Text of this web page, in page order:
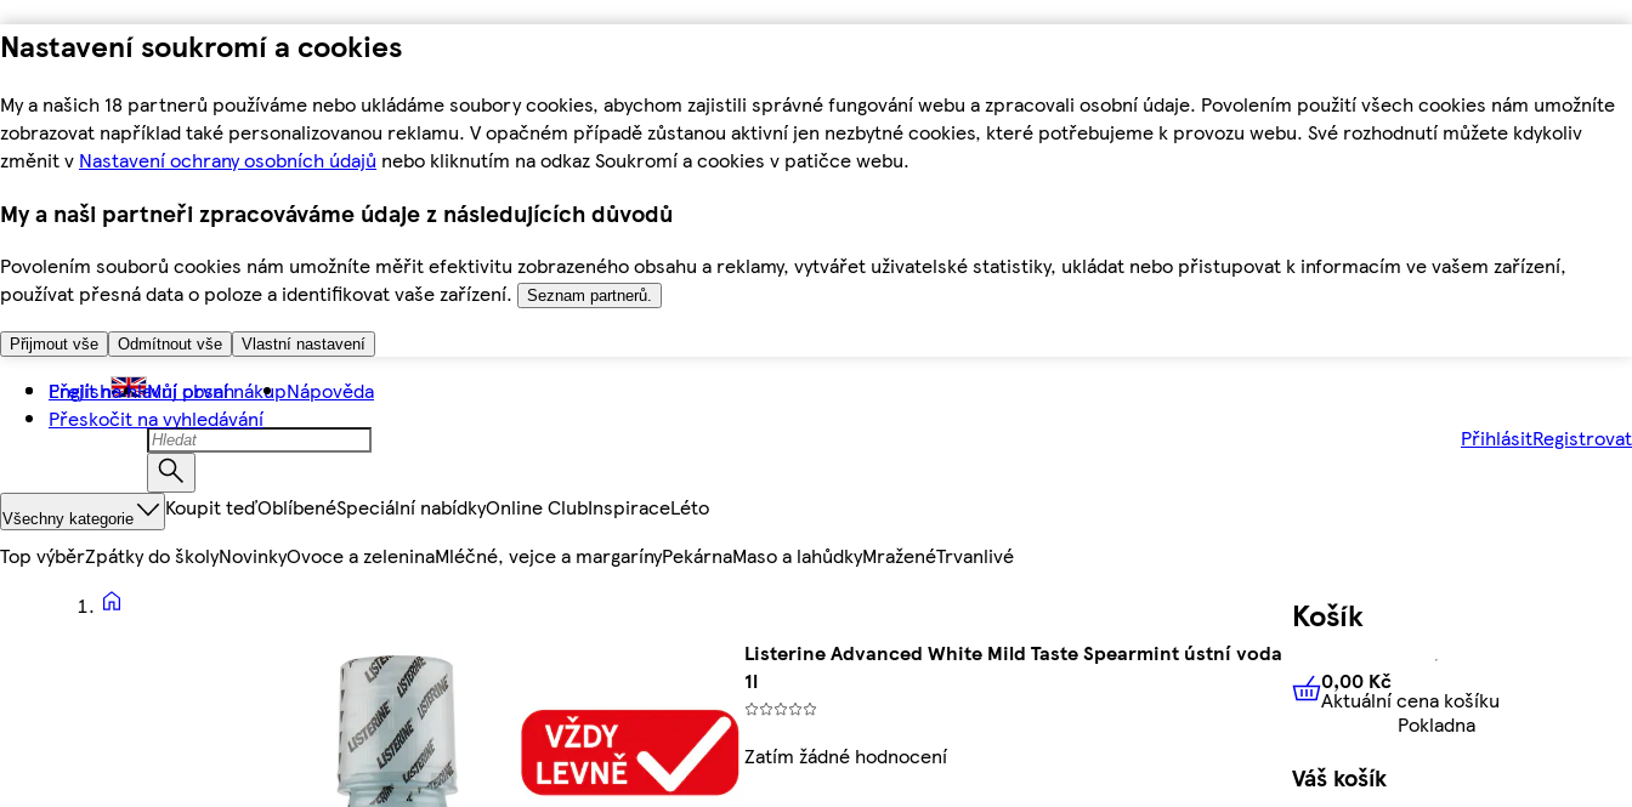
Nastavení soukromí a cookies
My a našich 18 partnerů používáme nebo ukládáme soubory cookies, abychom zajistili správné fungování webu a zpracovali osobní údaje. Povolením použití všech cookies nám umožníte
zobrazovat například také personalizovanou reklamu. V opačném případě zůstanou aktivní jen nezbytné cookies, které potřebujeme k provozu webu. Své rozhodnutí můžete kdykoliv
změnit v Nastavení ochrany osobních údajů nebo kliknutím na odkaz Soukromí a cookies v patičce webu.
My a naši partneři zpracováváme údaje z následujících důvodů
Povolením souborů cookies nám umožníte měřit efektivitu zobrazeného obsahu a reklamy, vytvářet uživatelské statistiky, ukládat nebo přistupovat k informacím ve vašem zařízení,
používat přesná data o poloze a identifikovat vaše zařízení.
Seznam partnerů.
Přijmout vše Odmítnout vše Vlastní nastavení
Přejít na hlavní obsah
Přeskočit na vyhledávání
English Můj první nákupNápověda
PřihlásitRegistrovat
Všechny kategorie Koupit teďOblíbenéSpeciální nabídkyOnline ClubInspiraceLéto
Top výběrZpátky do školyNovinkyOvoce a zeleninaMléčné, vejce a margarínyPekárnaMaso a lahůdkyMraženéTrvanlivé
Listerine Advanced White Mild Taste Spearmint ústní voda
1l
Zatím žádné hodnocení
Košík
0,00 KčAktuální cena košíku
0,00 Kč
Aktuální cena košíku
Pokladna
Váš košík